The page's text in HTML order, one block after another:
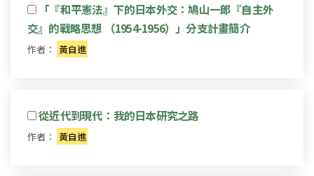
「『和平憲法』下的日本外交：鳩山一郎『自主外
交』的戰略思想 （1954-1956）」分支計畫簡介
作者： 黃自進
從近代到現代：我的日本研究之路
作者： 黃自進